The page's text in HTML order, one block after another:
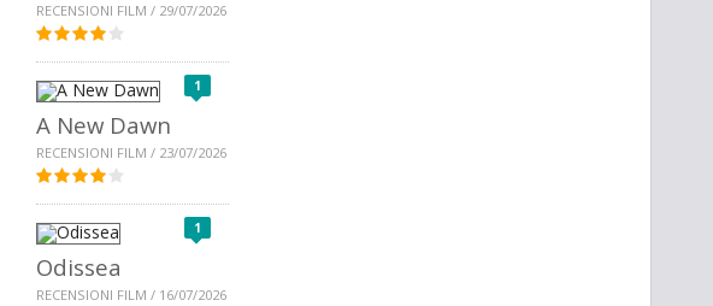
RECENSIONI FILM / 29/07/2026
1
A New Dawn
RECENSIONI FILM / 23/07/2026
1
Odissea
RECENSIONI FILM / 16/07/2026